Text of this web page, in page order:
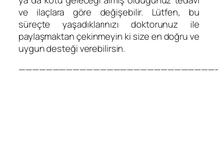
ve ilaçlara göre değişebilir. Lütfen, bu
süreçte yaşadıklarınızı doktorunuz ile
paylaşmaktan çekinmeyin ki size en doğru ve
uygun desteği verebilirsin.